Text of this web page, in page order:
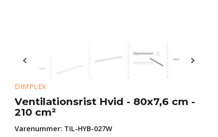
DIMPLEX
Ventilationsrist Hvid - 80x7,6 cm -
210 cm²
Varenummer: TIL-HYB-027W